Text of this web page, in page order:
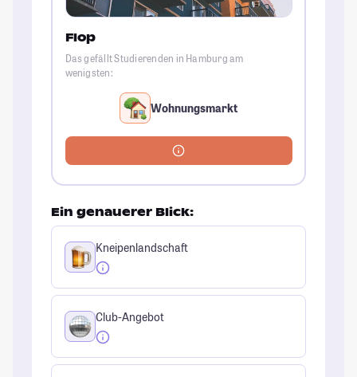
Flop
Das gefällt Studierenden in Hamburg am
wenigsten:
Wohnungsmarkt
Ein genauerer Blick:
Kneipenlandschaft
Club-Angebot